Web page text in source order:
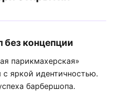
концепции
парикмахерская»
яркой идентичностью.
барбершопа.